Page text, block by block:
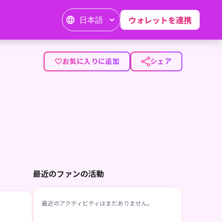
日本語 ウォレットを連携
お気に入りに追加 シェア
最近のファンの活動
最近のアクティビティはまだありません。